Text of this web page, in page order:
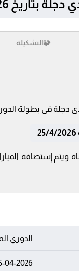
في الدوري المصري
🧩التشكيلة
ويتم إستضافة
الدوري
04-2026